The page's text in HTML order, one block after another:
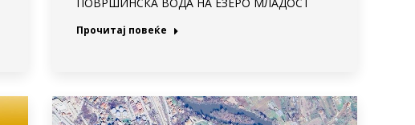
Прочитај повеќе